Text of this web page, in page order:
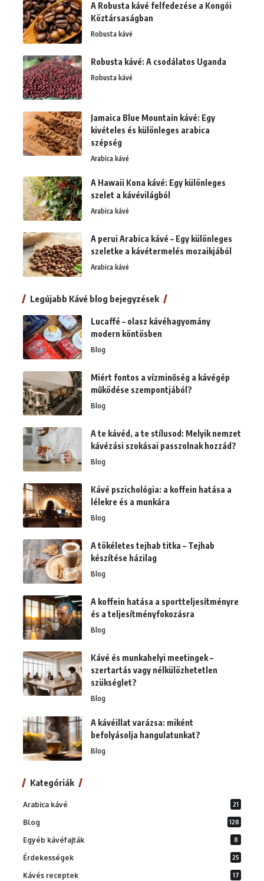
A Robusta kávé felfedezése a Kongói
Köztársaságban
Robusta kávé
Robusta kávé: A csodálatos Uganda
Robusta kávé
Jamaica Blue Mountain kávé: Egy
kivételes és különleges arabica
szépség
Arabica kávé
A Hawaii Kona kávé: Egy különleges
szelet a kávévilágból
Arabica kávé
A perui Arabica kávé – Egy különleges
szeletke a kávétermelés mozaikjából
Arabica kávé
Legújabb Kávé blog bejegyzések
Lucaffé – olasz kávéhagyomány
modern köntösben
Blog
Miért fontos a vízminőség a kávégép
működése szempontjából?
Blog
A te kávéd, a te stílusod: Melyik nemzet
kávézási szokásai passzolnak hozzád?
Blog
Kávé pszichológia: a koffein hatása a
lélekre és a munkára
Blog
A tökéletes tejhab titka – Tejhab
készítése házilag
Blog
A koffein hatása a sportteljesítményre
és a teljesítményfokozásra
Blog
Kávé és munkahelyi meetingek –
szertartás vagy nélkülözhetetlen
szükséglet?
Blog
A kávéillat varázsa: miként
befolyásolja hangulatunkat?
Blog
Kategóriák
Arabica kávé 21
Blog 128
Egyéb kávéfajták 8
Érdekességek 25
Kávés receptek 17